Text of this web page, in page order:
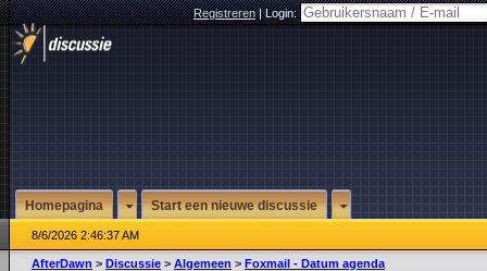
Registreren|Login:
Homepagina Start een nieuwe discussie
8/6/2026 2:46:37 AM
AfterDawn > Discussie > Algemeen > Foxmail - Datum agenda